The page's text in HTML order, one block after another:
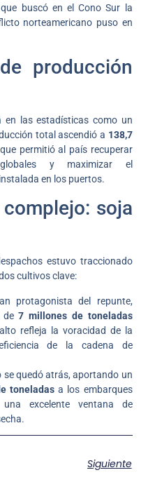
buscó en el Cono Sur la
norteamericano puso en
producción
las estadísticas como un
total ascendió a 138,7
permitió al país recuperar
y maximizar el
en los puertos.
soja
estuvo traccionado
cultivos clave:
protagonista del repunte,
de7 millones de toneladas
refleja la voracidad de la
de la cadena de
se quedó atrás, aportando un
toneladasa los embarques
excelente ventana de
Siguiente